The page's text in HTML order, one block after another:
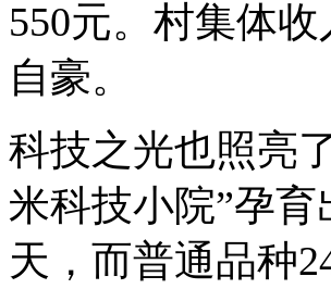
550元。村集体
自豪。
科技之光也照亮
米科技小院”孕育
天，而普通品种